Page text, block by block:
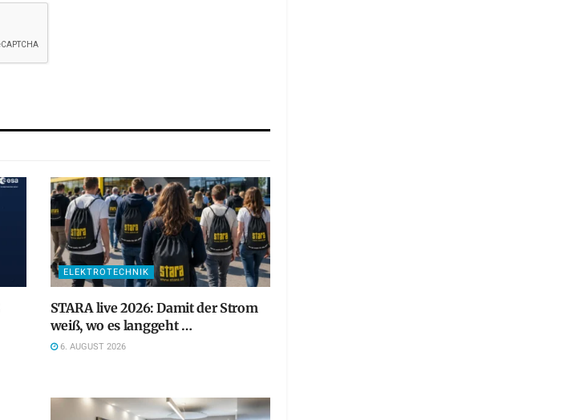
ELEKTROTECHNIK
STARA live 2026: Damit der Strom
weiß, wo es langgeht …
6. AUGUST 2026